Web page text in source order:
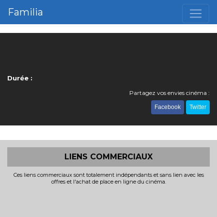
Familia
Durée :
Partagez vos envies cinéma :
Facebook Twitter
LIENS COMMERCIAUX
Ces liens commerciaux sont totalement indépendants et sans lien avec les
offres et l'achat de place en ligne du cinéma.